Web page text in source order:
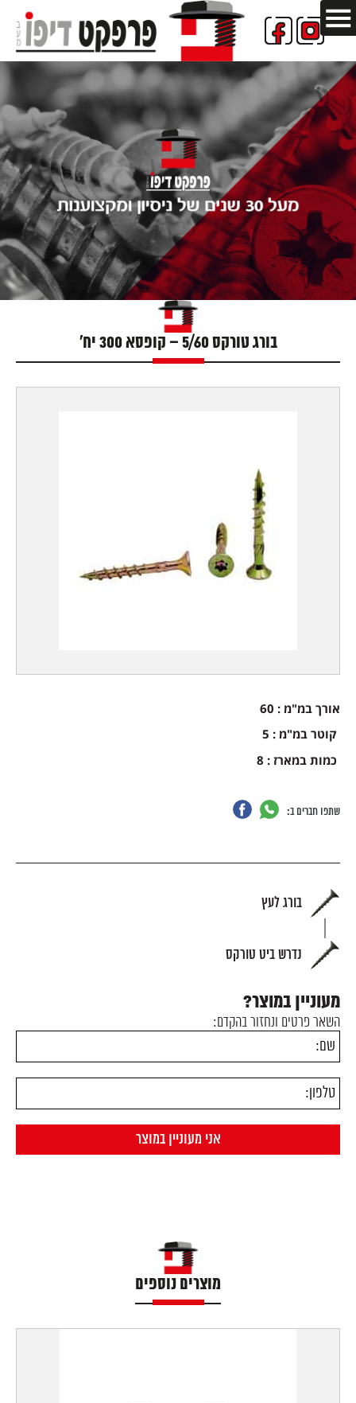
בורג טורקס 5/60 – קופסא 300 יח'
אורך במ"מ : 60
קוטר במ"מ : 5
כמות במארז : 8
שתפו חברים ב:
בורג לעץ
נדרש ביט טורקס
מעוניין במוצר?
השאר פרטים ונחזור בהקדם:
מוצרים נוספים